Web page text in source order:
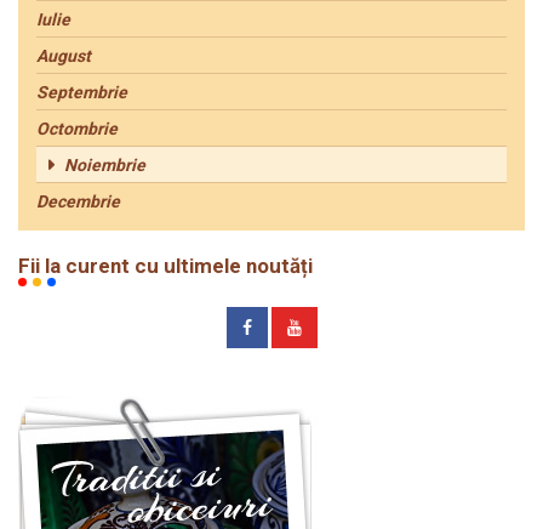
Iulie
August
Septembrie
Octombrie
Noiembrie
Decembrie
Fii la curent cu ultimele noutăți